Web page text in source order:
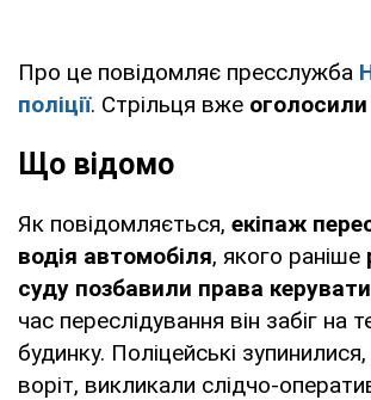
Про це повідомляє пресслужба
поліції. Стрільця вже
Що відомо
Як повідомляється, екіпаж
водія автомобіля, якого раніше
суду позбавили права
час переслідування він забіг на
будинку. Поліцейські
воріт, викликали слідчо-